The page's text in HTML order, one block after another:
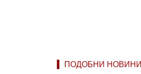
ПОДОБНИ НОВИНИ